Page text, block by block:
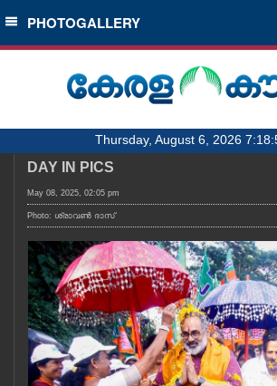
SECTIONS
HOME
NOTIFIED NEWS
KERALA
LOCAL
OBITUARY
NEWS 360
PHOTOGALLERY
Thursday, August 6, 2026
DAY IN PICS
May 08, 2025, 02:05 pm
Photo: ശ്രാവൺ ദാസ്